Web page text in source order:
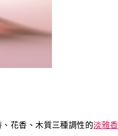
花香、木質三種調性的淡雅香